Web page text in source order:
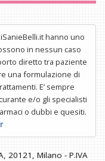
hanno uno
in nessun caso
diretto tra paziente
una formulazione di
E’ sempre
e/o gli specialisti
o dubbi e quesiti.
20121, Milano - P.IVA